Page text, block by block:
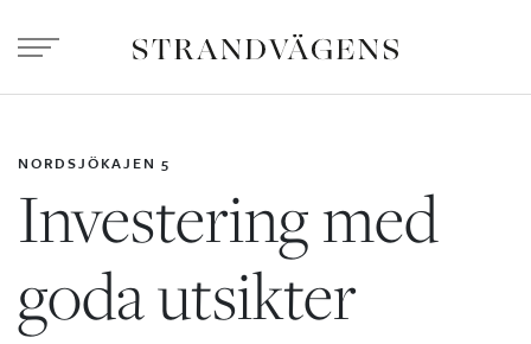
NORDSJÖKAJEN 5
Investering med
goda utsikter